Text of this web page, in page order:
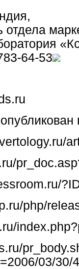
отдела
64-53
php/
03/30/